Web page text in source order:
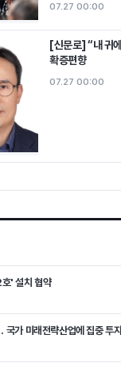
07.27 00:00
[신문로] “내 귀
확증편향
07.27 00:00
' 설치 협약
국가 미래전략산업에 집중 투